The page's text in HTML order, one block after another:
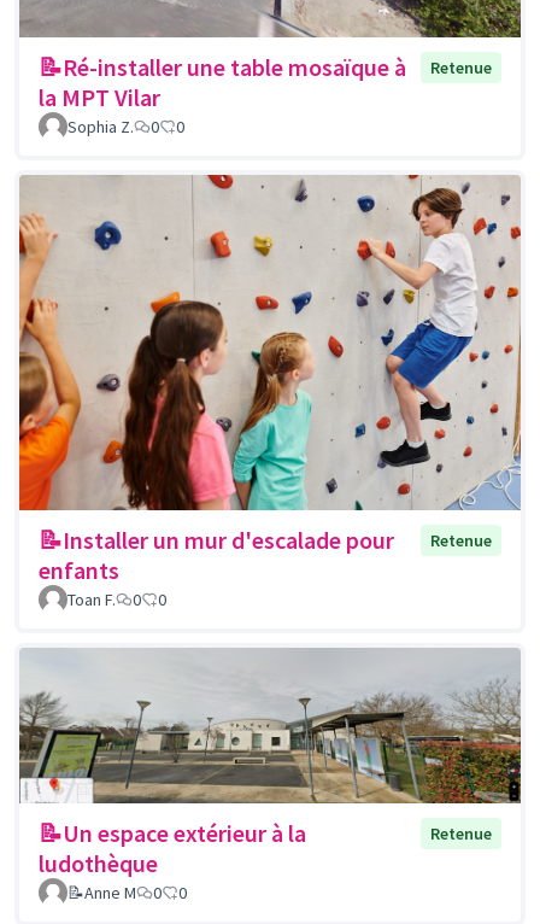
📝Ré-installer une table mosaïque à
la MPT Vilar
Retenue
Sophia Z. 0 0
📝Installer un mur d'escalade pour
enfants
Retenue
Toan F. 0 0
📝Un espace extérieur à la
ludothèque
Retenue
📝Anne M 0 0